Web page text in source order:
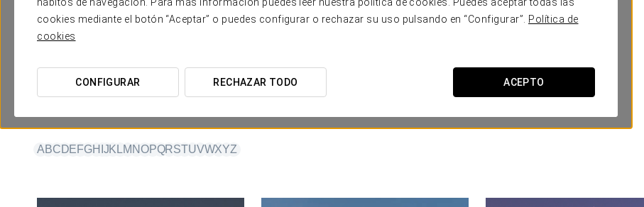
cookies mediante el botón “Aceptar” o puedes configurar o rechazar su uso pulsando en “Configurar”.
Política de
cookies
CONFIGURAR RECHAZAR TODO ACEPTO
Los hoteles de La Colección
LISTA (A-Z) BÚSQUEDA CATEGORÍA
A BC DE FGH JK LM NOPQRSTUVWXYZ